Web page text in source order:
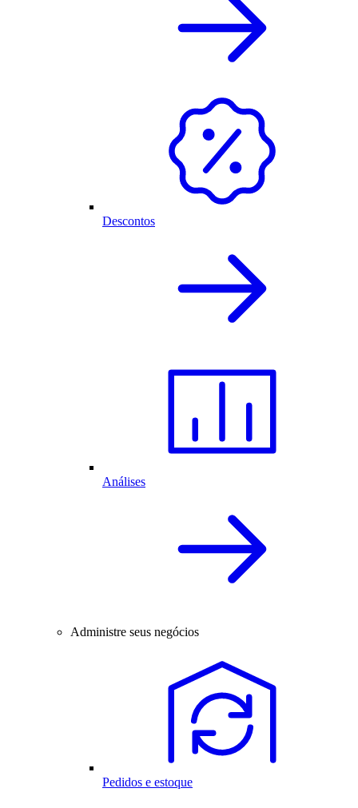
Descontos
Análises
Administre seus negócios
Pedidos e estoque